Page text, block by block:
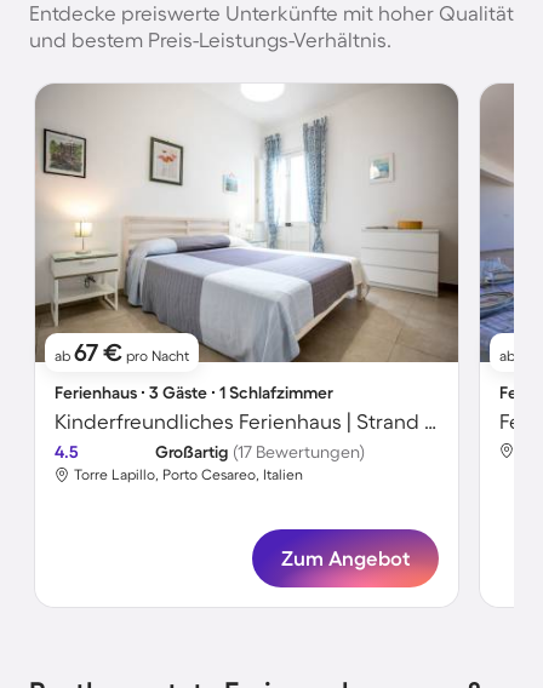
Entdecke preiswerte Unterkünfte mit hoher Qualität
und bestem Preis-Leistungs-Verhältnis.
ab 67 € pro Nacht
Ferienhaus ∙ 3 Gäste ∙ 1 Schlafzimmer
Kinderfreundliches Ferienhaus | Strand in der Nähe
4.5 Großartig (17 Bewertungen)
Torre Lapillo, Porto Cesareo, Italien
Zum Angebot
ab